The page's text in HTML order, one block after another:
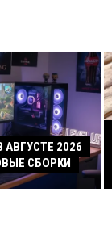
АВГУСТЕ 2026
СБОРКИ